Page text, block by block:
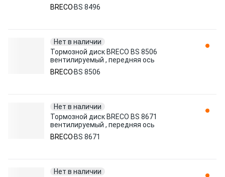
BRECO BS 8496
Нет в наличии
Тормозной диск BRECO BS 8506
вентилируемый , передняя ось
BRECO BS 8506
Нет в наличии
Тормозной диск BRECO BS 8671
вентилируемый , передняя ось
BRECO BS 8671
Нет в наличии